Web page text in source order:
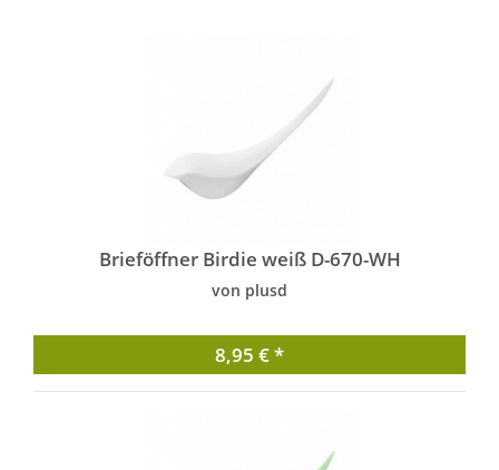
Brieföffner Birdie weiß D-670-WH
von plusd
8,95 € *